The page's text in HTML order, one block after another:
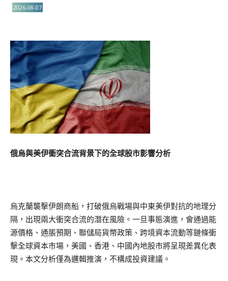
2026-08-07
俄烏與美伊衝突合流背景下的全球股市影響分析
烏克蘭襲擊伊朗商船，打破俄烏戰場與中東美伊對抗的地理分
隔，出現兩大衝突合流的潛在風險。一旦事態演進，會通過能
源價格、通脹預期、聯儲局貨幣政策、跨境資本流動等鏈條衝
擊全球資本市場，美國、香港、中國內地股市將呈現差異化表
現。本文分析僅為邏輯推演，不構成投資建議。